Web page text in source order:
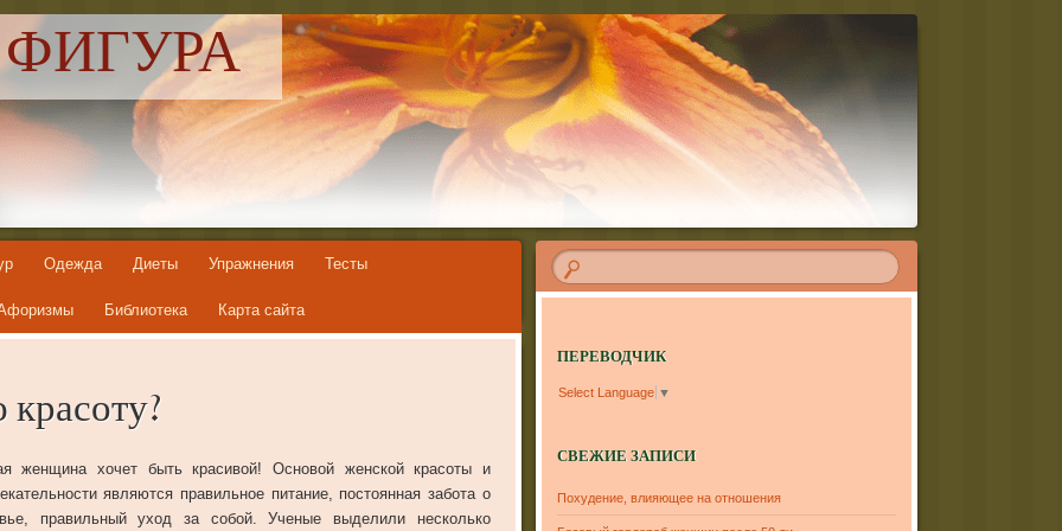
Одежда Диеты Упражнения Тесты
Библиотека Карта сайта
женщина хочет быть красивой! Основой женской красоты и
являются правильное питание, постоянная забота о
правильный уход за собой. Ученые выделили несколько
ПЕРЕВОДЧИК
Select Language ▼
СВЕЖИЕ ЗАПИСИ
Похудение, влияющее на отношения